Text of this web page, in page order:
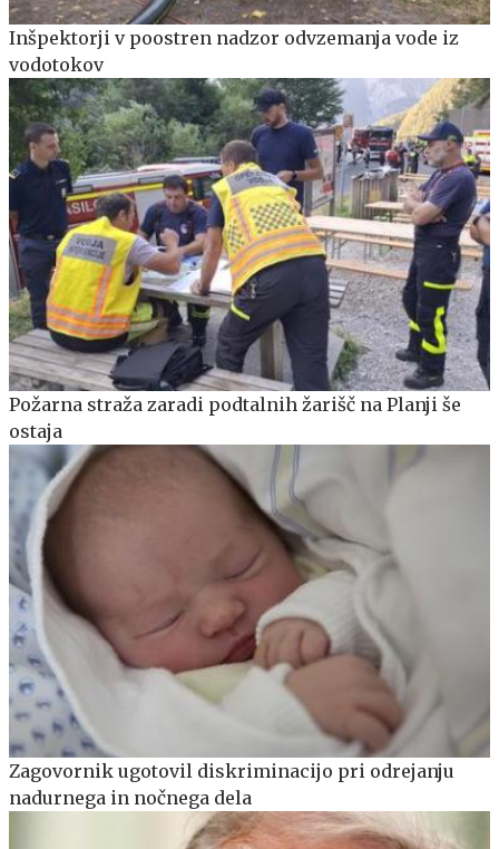
Inšpektorji v poostren nadzor odvzemanja vode iz
vodotokov
Požarna straža zaradi podtalnih žarišč na Planji še
ostaja
Zagovornik ugotovil diskriminacijo pri odrejanju
nadurnega in nočnega dela